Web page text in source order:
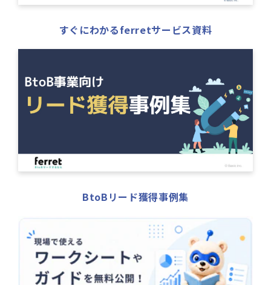
すぐにわかるferretサービス資料
BtoBリード獲得事例集